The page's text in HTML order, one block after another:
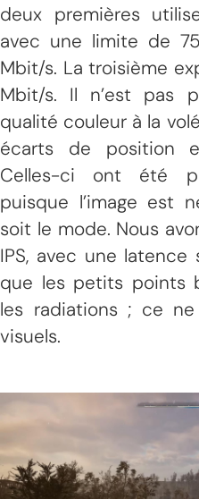
deux premières
avec une limite de
Mbit/s. La troisième
Mbit/s. Il n’est pas
qualité couleur à la
écarts de position
Celles-ci ont été
puisque l’image est
soit le mode. Nous
IPS, avec une
que les petits points
les radiations ; ce
visuels.